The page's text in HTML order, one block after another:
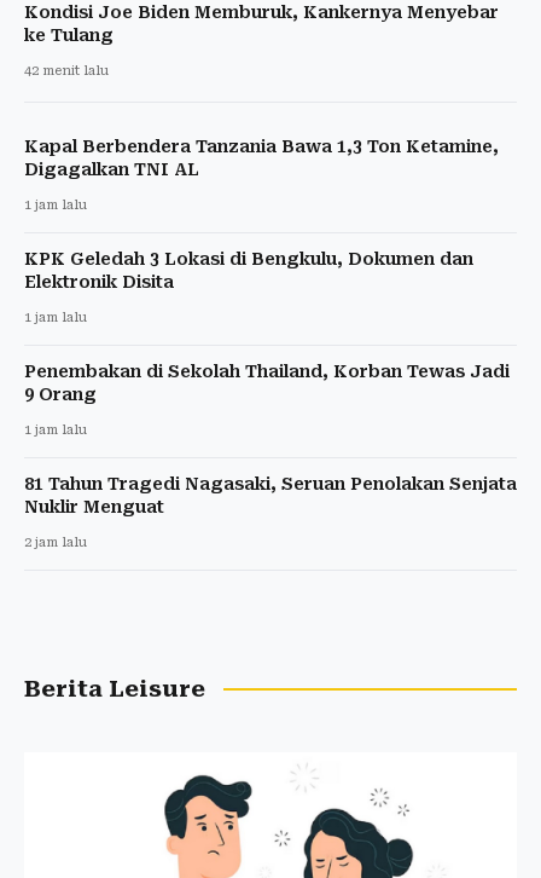
Kondisi Joe Biden Memburuk, Kankernya Menyebar
ke Tulang
42 menit lalu
Kapal Berbendera Tanzania Bawa 1,3 Ton Ketamine,
Digagalkan TNI AL
1 jam lalu
KPK Geledah 3 Lokasi di Bengkulu, Dokumen dan
Elektronik Disita
1 jam lalu
Penembakan di Sekolah Thailand, Korban Tewas Jadi
9 Orang
1 jam lalu
81 Tahun Tragedi Nagasaki, Seruan Penolakan Senjata
Nuklir Menguat
2 jam lalu
Berita Leisure